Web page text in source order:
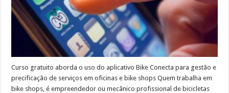
Curso gratuito aborda o uso do aplicativo Bike Conecta para gestão e
precificação de serviços em oficinas e bike shops Quem trabalha em
bike shops, é empreendedor ou mecânico profissional de bicicletas